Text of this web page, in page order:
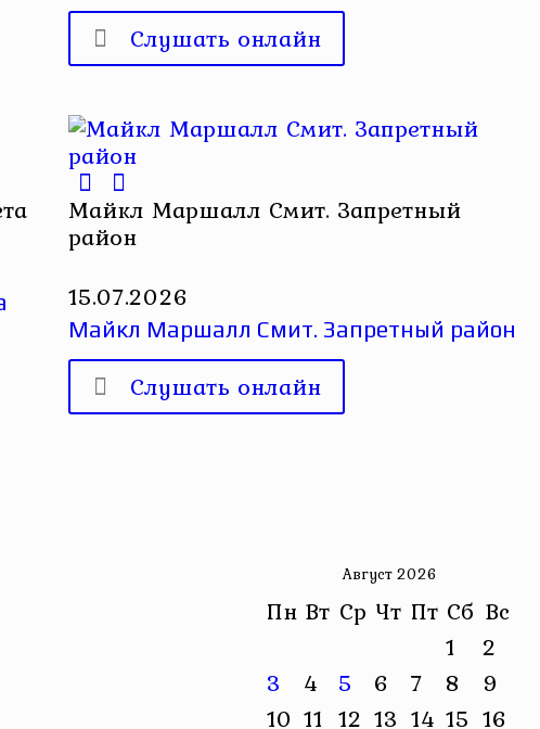
Слушать онлайн
Майкл Маршалл Смит. Запретный
район
15.07.2026
Майкл Маршалл Смит. Запретный район
Слушать онлайн
Август 2026
Пн Вт Ср Чт Пт Сб Вс
1
2
3
4 5 6 7 8
9
10 11 12 13 14 15 16